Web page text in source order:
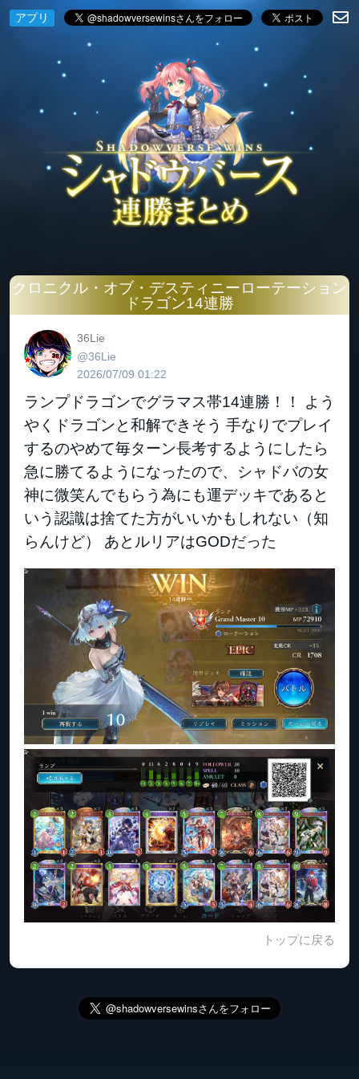
アプリ
クロニクル・オブ・デスティニーローテーション
ドラゴン14連勝
36Lie
@36Lie
2026/07/09 01:22
ランプドラゴンでグラマス帯14連勝！！ よう
やくドラゴンと和解できそう 手なりでプレイ
するのやめて毎ターン長考するようにしたら
急に勝てるようになったので、シャドバの女
神に微笑んでもらう為にも運デッキであると
いう認識は捨てた方がいいかもしれない（知
らんけど） あとルリアはGODだった
トップに戻る